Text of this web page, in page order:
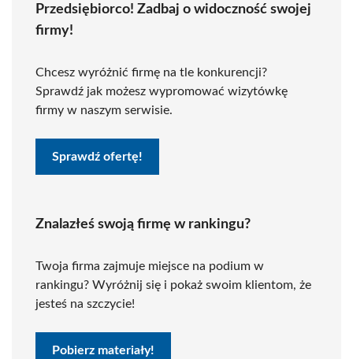
Przedsiębiorco! Zadbaj o widoczność swojej
firmy!
Chcesz wyróżnić firmę na tle konkurencji?
Sprawdź jak możesz wypromować wizytówkę
firmy w naszym serwisie.
Sprawdź ofertę!
Znalazłeś swoją firmę w rankingu?
Twoja firma zajmuje miejsce na podium w
rankingu? Wyróżnij się i pokaż swoim klientom, że
jesteś na szczycie!
Pobierz materiały!